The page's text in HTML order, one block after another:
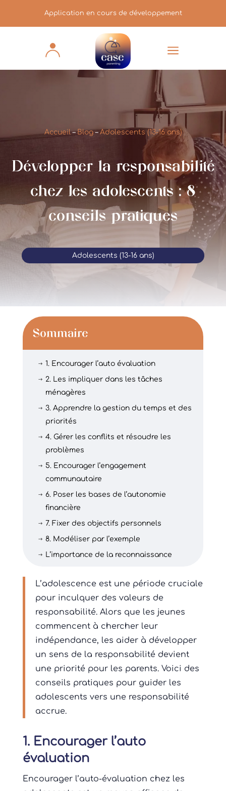
Application en cours de développement
a
Accueil–Blog– Adolescents (13-16 ans)
Développer la responsabilité
chez les adolescents : 8
conseils pratiques
Adolescents (13-16 ans)
Sommaire
$ 1. Encourager l’auto évaluation
$
2. Les impliquer dans les tâches
ménagères
$ 3. Apprendre la gestion du temps et des
priorités
$ 4. Gérer les conflits et résoudre les
problèmes
$
5. Encourager l’engagement
communautaire
$
6. Poser les bases de l’autonomie
financière
$ 7. Fixer des objectifs personnels
$ 8. Modéliser par l’exemple
$ L’importance de la reconnaissance
L’adolescence est une période cruciale
pour inculquer des valeurs de
responsabilité. Alors que les jeunes
commencent à chercher leur
indépendance, les aider à développer
un sens de la responsabilité devient
une priorité pour les parents. Voici des
conseils pratiques pour guider les
adolescents vers une responsabilité
accrue.
1. Encourager l’auto
évaluation
Encourager l’auto-évaluation chez les